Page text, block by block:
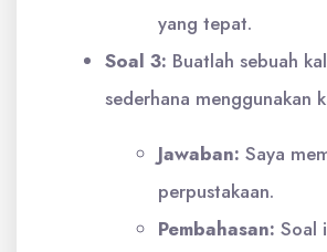
yang tepat.
Soal 3: Buatlah sebuah
sederhana menggunakan
Jawaban: Saya
perpustakaan.
Pembahasan: Soal